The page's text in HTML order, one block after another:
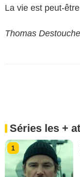
La vie est peut-
Thomas
Séries les +
1